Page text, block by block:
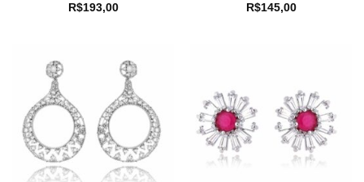
R$193,00
R$145,00